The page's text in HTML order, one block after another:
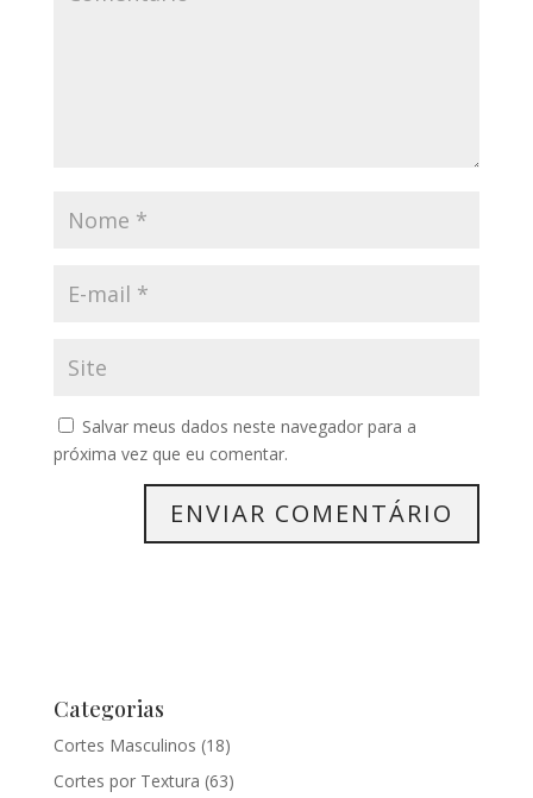
Salvar meus dados neste navegador para a
próxima vez que eu comentar.
Categorias
Cortes Masculinos (18)
Cortes por Textura (63)